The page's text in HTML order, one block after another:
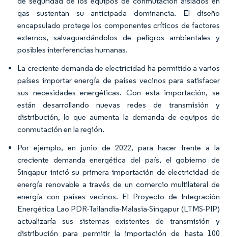
gas sustentan su anticipada dominancia. El diseño
encapsulado protege los componentes críticos de factores
externos, salvaguardándolos de peligros ambientales y
posibles interferencias humanas.
La creciente demanda de electricidad ha permitido a varios
países importar energía de países vecinos para satisfacer
sus necesidades energéticas. Con esta importación, se
están desarrollando nuevas redes de transmisión y
distribución, lo que aumenta la demanda de equipos de
conmutación en la región.
Por ejemplo, en junio de 2022, para hacer frente a la
creciente demanda energética del país, el gobierno de
Singapur inició su primera importación de electricidad de
energía renovable a través de un comercio multilateral de
energía con países vecinos. El Proyecto de Integración
Energética Lao PDR-Tailandia-Malasia-Singapur (LTMS-PIP)
actualizaría sus sistemas existentes de transmisión y
distribución para permitir la importación de hasta 100